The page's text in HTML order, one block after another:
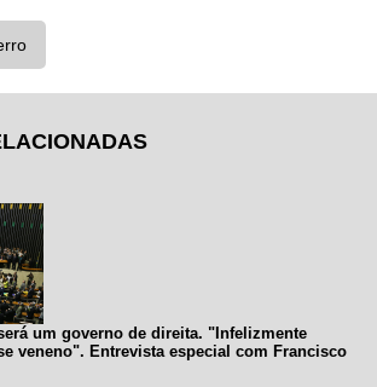
um governo de direita. "Infelizmente
veneno". Entrevista especial com Francisco